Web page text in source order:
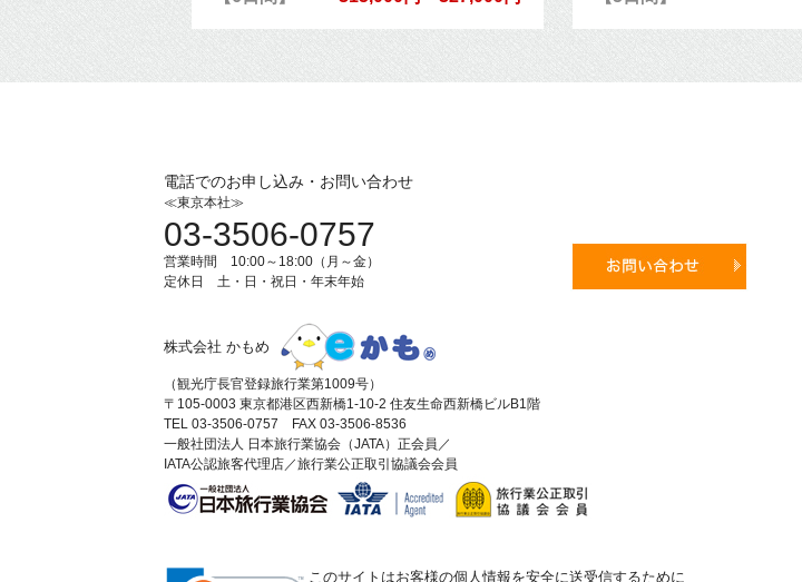
電話でのお申し込み・お問い合わせ
≪東京本社≫
03-3506-0757
営業時間 10:00～18:00（月～金）
定休日 土・日・祝日・年末年始
株式会社 かもめ
（観光庁長官登録旅行業第1009号）
〒105-0003 東京都港区西新橋1-10-2 住友生命西新橋ビルB1階
TEL 03-3506-0757 FAX 03-3506-8536
一般社団法人 日本旅行業協会（JATA）正会員／
IATA公認旅客代理店／旅行業公正取引協議会会員
このサイトはお客様の個人情報を安全に送受信するために